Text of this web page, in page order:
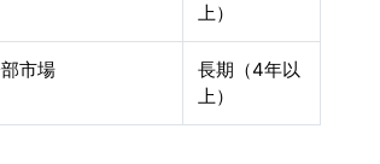
上）
市場
長期（4年以
上）